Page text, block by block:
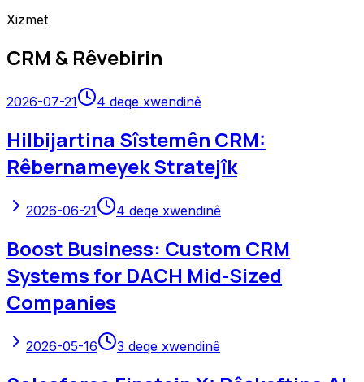
Xizmet
CRM & Rêvebirin
2026-07-21 4 deqe xwendinê
Hilbijartina Sîstemên CRM:
Rêbernameyek Stratejîk
2026-06-21 4 deqe xwendinê
Boost Business: Custom CRM
Systems for DACH Mid-Sized
Companies
2026-05-16 3 deqe xwendinê